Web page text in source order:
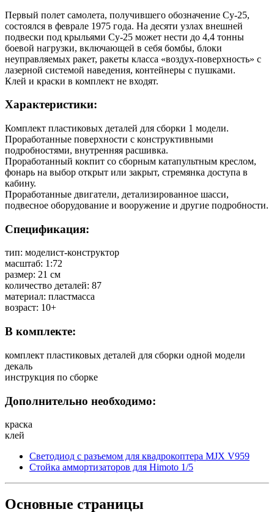
Первый полет самолета, получившего обозначение Су-25,
состоялся в феврале 1975 года. На десяти узлах внешней
подвески под крыльями Су-25 может нести до 4,4 тонны
боевой нагрузки, включающей в себя бомбы, блоки
неуправляемых ракет, ракеты класса «воздух-поверхность» с
лазерной системой наведения, контейнеры с пушками.
Клей и краски в комплект не входят.
Характеристики:
Комплект пластиковых деталей для сборки 1 модели.
Проработанные поверхности с конструктивными
подробностями, внутренняя расшивка.
Проработанный кокпит со сборным катапультным креслом,
фонарь на выбор открыт или закрыт, стремянка доступа в
кабину.
Проработанные двигатели, детализированное шасси,
подвесное оборудование и вооружение и другие подробности.
Спецификация:
тип: моделист-конструктор
масштаб: 1:72
размер: 21 см
количество деталей: 87
материал: пластмасса
возраст: 10+
В комплекте:
комплект пластиковых деталей для сборки одной модели
декаль
инструкция по сборке
Дополнительно необходимо:
краска
клей
Светодиод с разъемом для квадрокоптера MJX V959
Стойка аммортизаторов для Himoto 1/5
Основные страницы